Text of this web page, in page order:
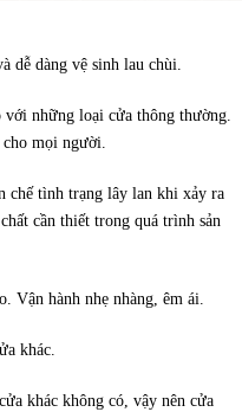
dễ dàng vệ sinh lau chùi.
với những loại cửa thông thường.
mọi người.
chế tình trạng lây lan khi xảy ra
cần thiết trong quá trình sản
Vận hành nhẹ nhàng, êm ái.
khác.
khác không có, vậy nên cửa